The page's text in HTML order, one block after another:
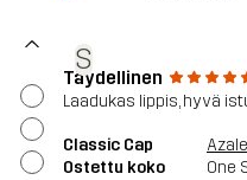
S
Täydellinen
Laadukas lippis, hyvä
Classic Cap
Ostettu koko
One